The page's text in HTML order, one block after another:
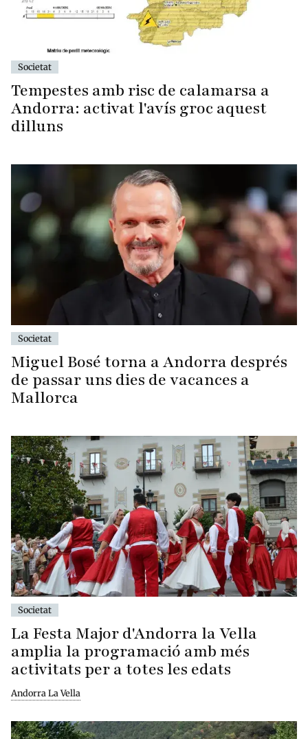
Societat
Tempestes amb risc de calamarsa a
Andorra: activat l'avís groc aquest
dilluns
Societat
Miguel Bosé torna a Andorra després
de passar uns dies de vacances a
Mallorca
Societat
La Festa Major d'Andorra la Vella
amplia la programació amb més
activitats per a totes les edats
Andorra La Vella